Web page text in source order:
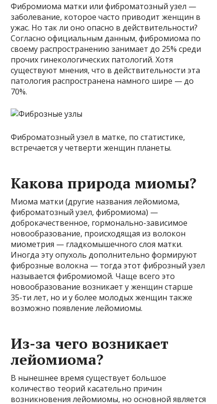
Фибромиома матки или фиброматозный узел —
заболевание, которое часто приводит женщин в
ужас. Но так ли оно опасно в действительности?
Согласно официальным данным, фибромиома по
своему распространению занимает до 25% среди
прочих гинекологических патологий. Хотя
существуют мнения, что в действительности эта
патология распространена намного шире — до
70%.
Фиброматозный узел в матке, по статистике,
встречается у четверти женщин планеты.
Какова природа миомы?
Миома матки (другие названия лейомиома,
фиброматозный узел, фибромиома) —
доброкачественное, гормонально-зависимое
новообразование, происходящая из волокон
миометрия — гладкомышечного слоя матки.
Иногда эту опухоль дополнительно формируют
фиброзные волокна — тогда этот фиброзный узел
называется фибромиомой. Чаще всего это
новообразование возникает у женщин старше
35-ти лет, но и у более молодых женщин также
возможно появление лейомиомы.
Из-за чего возникает
лейомиома?
В нынешнее время существует большое
количество теорий касательно причин
возникновения лейомиомы, но основной является